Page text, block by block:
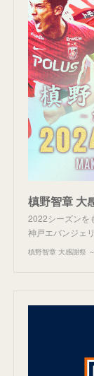
2022シーズンを
神戸エバンジェ
槙野智章 大感謝祭